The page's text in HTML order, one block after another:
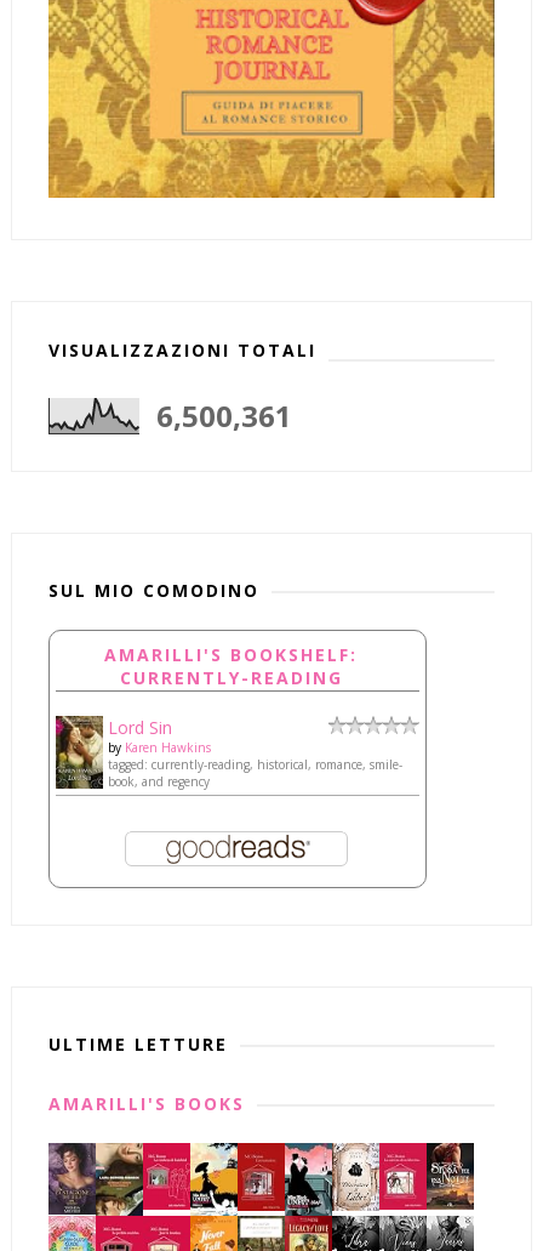
VISUALIZZAZIONI TOTALI
6,500,361
SUL MIO COMODINO
AMARILLI'S BOOKSHELF:
CURRENTLY-READING
Lord Sin
by Karen Hawkins
tagged: currently-reading, historical, romance, smile-
book, and regency
ULTIME LETTURE
AMARILLI'S BOOKS